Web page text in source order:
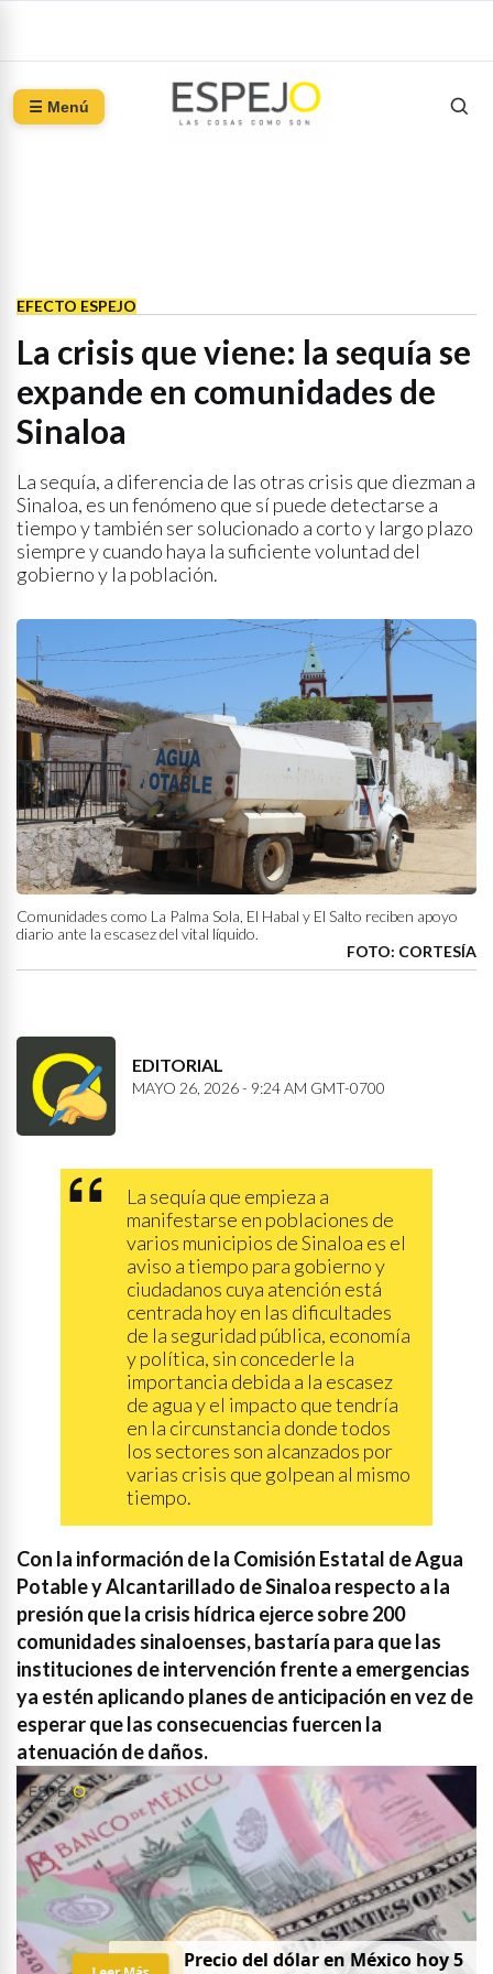
☰ Menú
EFECTO ESPEJO
La crisis que viene: la sequía se
expande en comunidades de
Sinaloa
La sequía, a diferencia de las otras crisis que diezman a
Sinaloa, es un fenómeno que sí puede detectarse a
tiempo y también ser solucionado a corto y largo plazo
siempre y cuando haya la suficiente voluntad del
gobierno y la población.
Comunidades como La Palma Sola, El Habal y El Salto reciben apoyo
diario ante la escasez del vital líquido.
FOTO: CORTESÍA
EDITORIAL
MAYO 26, 2026 - 9:24 AM GMT-0700
La sequía que empieza a
manifestarse en poblaciones de
varios municipios de Sinaloa es el
aviso a tiempo para gobierno y
ciudadanos cuya atención está
centrada hoy en las dificultades
de la seguridad pública, economía
y política, sin concederle la
importancia debida a la escasez
de agua y el impacto que tendría
en la circunstancia donde todos
los sectores son alcanzados por
varias crisis que golpean al mismo
tiempo.
Con la información de la Comisión Estatal de Agua
Potable y Alcantarillado de Sinaloa respecto a la
presión que la crisis hídrica ejerce sobre 200
comunidades sinaloenses, bastaría para que las
instituciones de intervención frente a emergencias
ya estén aplicando planes de anticipación en vez de
esperar que las consecuencias fuercen la
atenuación de daños.
Precio del dólar en México hoy 5